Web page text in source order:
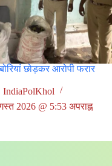
छोड़कर आरोपी फरार
IndiaPolKhol
2026 @ 5:53 अपराह्न